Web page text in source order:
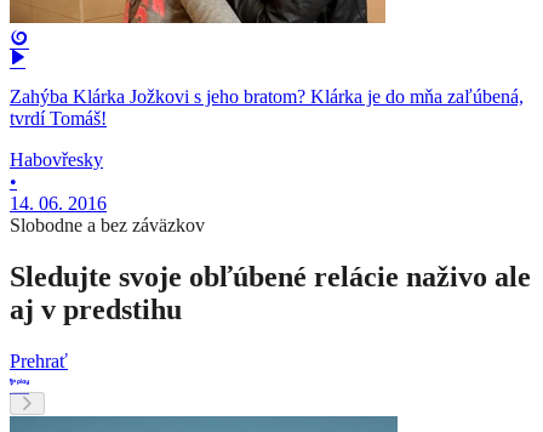
Zahýba Klárka Jožkovi s jeho bratom? Klárka je do mňa zaľúbená,
tvrdí Tomáš!
Habovřesky
•
14. 06. 2016
Slobodne a bez záväzkov
Sledujte svoje obľúbené relácie naživo ale
aj v predstihu
Prehrať